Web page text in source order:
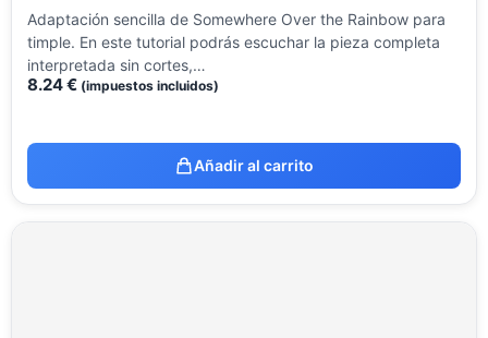
Adaptación sencilla de Somewhere Over the Rainbow para
timple. En este tutorial podrás escuchar la pieza completa
interpretada sin cortes,…
8.24€ (impuestos incluidos)
Añadir al carrito